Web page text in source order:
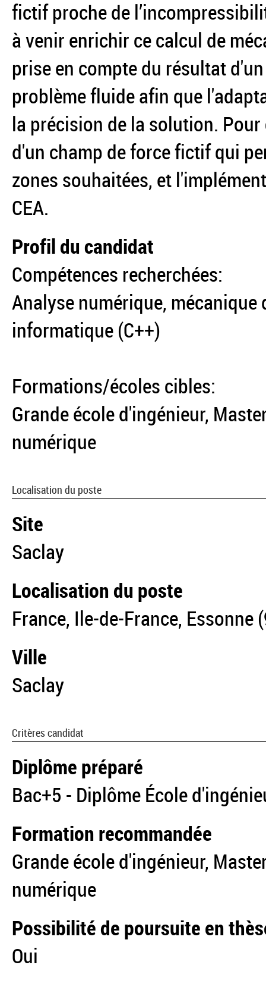
fictif proche de
à venir enrichir ce calcul de
prise en compte du résultat
problème fluide afin que
la précision de la solution.
d'un champ de force fictif qui
zones souhaitées, et
CEA.
Profil du candidat
Compétences recherchées:
Analyse numérique,
informatique (C++)
Formations/écoles cibles:
Grande école d'ingénieur,
numérique
Localisation du poste
Site
Saclay
Localisation du poste
France, Ile-de-France, Essonne
Ville
Saclay
Critères candidat
Diplôme préparé
Bac+5 - Diplôme École
Formation recommandée
Grande école d'ingénieur,
numérique
Possibilité de poursuite en
Oui